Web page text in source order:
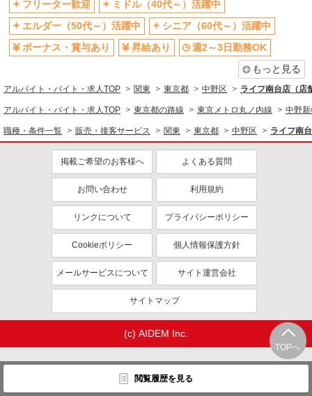
扶養内勤務OK
交通費支給
TOPへ
閲覧履歴を見る
フリーター歓迎
ミドル（40代～）活躍中
エルダー（50代～）活躍中
シニア（60代～）活躍中
ボーナス・賞与あり
昇給あり
週2～3日勤務OK
もっと見る
アルバイト・バイト・求人TOP 関東 東京都 中野区 ライフ南台店（店
アルバイト・バイト・求人TOP 東京都の路線 東京メトロ丸ノ内線 中野
職種・条件一覧 販売・接客サービス 関東 東京都 中野区 ライフ南
掲載ご希望のお客様へ よくある質問
お問い合わせ 利用規約
リンクについて プライバシーポリシー
Cookieポリシー 個人情報保護方針
メールサービスについて サイト運営会社
サイトマップ
(c) AIDEM Inc.